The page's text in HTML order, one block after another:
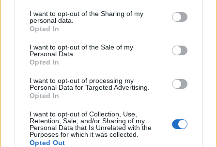
I want to opt-out of the Sharing of my
personal data.
Opted In
I want to opt-out of the Sale of my
Personal Data.
Opted In
I want to opt-out of processing my
Personal Data for Targeted Advertising.
Opted In
I want to opt-out of Collection, Use,
Retention, Sale, and/or Sharing of my
Personal Data that Is Unrelated with the
Purposes for which it was collected.
Opted Out